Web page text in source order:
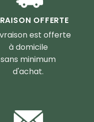
OFFERTE
est offerte
à domicile
sans minimum
d'achat.